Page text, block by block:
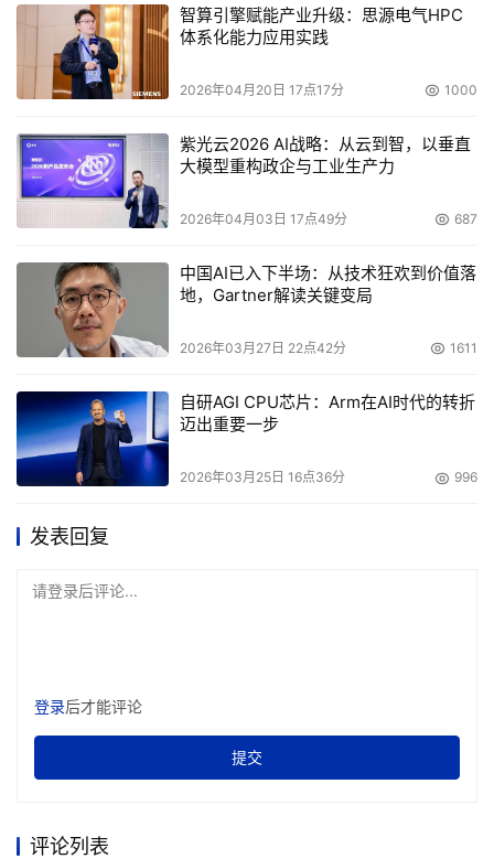
其实除了定制软件，第1类软件、第3类软件、第4类软件，
对于药企来说都有各自的局限性。
软件，只能解决一些基本问题。
第3类软件是不可配置软件。3类软件很难符合不同药企的
个性化需求；另外，医药行业开发软件需要通过复杂独特的
GxP验证，成本较高，导致软件企业为该行业打造软件的热
情不高，市面上符合医药企业实际需要的产品比较稀少。而
药企长期找不到合适的软件，更多选择效率低下的人工方式
管理数据，数字需求逐渐萎缩，软件厂商更没有动力为他们
第4类软件是可配置软件。大部分此类软件灵活性都很有
限，只能适应一些简单场景，远远没法满足药企需要。所
【破局新思路】
有没有一种四类软件，只需配置无需写代码，就能实现药企
Excel所没有的强大的协同功能与安全性，帮助医药企业彻
其实这样的软件是存在的，它就是魔方网表。
它将GxP规范的各种要求以及GxP最佳实践GAMP中的提到
智算引擎赋能产业升级：思源电气HPC
体系化能力应用实践
2026年04月20日 17点17分 1000
紫光云2026 AI战略：从云到智，以垂直
大模型重构政企与工业生产力
2026年04月03日 17点49分 687
中国AI已入下半场：从技术狂欢到价值落
地，Gartner解读关键变局
2026年03月27日 22点42分 1611
自研AGI CPU芯片：Arm在AI时代的转折
迈出重要一步
2026年03月25日 16点36分 996
发表回复
请登录后评论...
登录后才能评论
提交
评论列表